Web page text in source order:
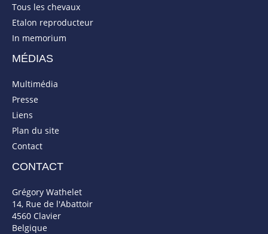
Tous les chevaux
Etalon reproducteur
In memorium
MÉDIAS
Multimédia
Presse
Liens
Plan du site
Contact
CONTACT
Grégory Wathelet
14, Rue de l'Abattoir
4560 Clavier
Belgique